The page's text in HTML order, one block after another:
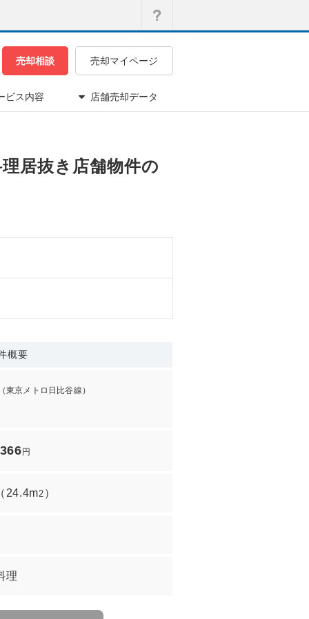
売却相談 売却マイページ
ビス内容 店舗売却データ
居抜き店舗物件の
概要
（東京メトロ日比谷線）
円
（ 24.4m2 ）
理